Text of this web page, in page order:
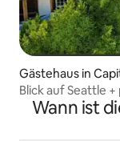
Gästehaus in
Blick auf Seattle
Wann ist